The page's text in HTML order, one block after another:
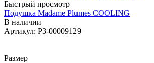
Быстрый просмотр
Подушка Madame Plumes COOLING
В наличии
Артикул: РЗ-00009129
Размер